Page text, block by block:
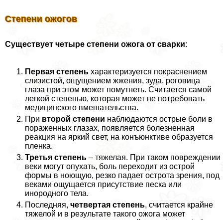
Степени ожогов
Существует четыре степени ожога от сварки:
Первая степень хаpaктеризуется покраснением
слизистой, ощущением жжения, зуда, роговица
глаза при этом может помутнеть. Считается самой
легкой степенью, которая может не потребовать
медицинского вмешательства.
При второй степени наблюдаются острые боли в
пораженных глазах, появляется болезненная
реакция на яркий свет, на конъюнктиве образуется
пленка.
Третья степень – тяжелая. При таком повреждении
веки могут опухать, боль переходит из острой
формы в ноющую, резко падает острота зрения, под
веками ощущается присутствие песка или
инородного тела.
Последняя, четвертая степень, считается крайне
тяжелой и в результате такого ожога может